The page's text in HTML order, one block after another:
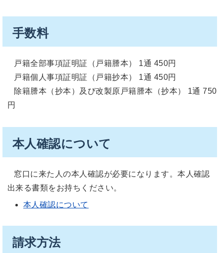
手数料
戸籍全部事項証明証（戸籍謄本） 1通 450円
戸籍個人事項証明証（戸籍抄本） 1通 450円
除籍謄本（抄本）及び改製原戸籍謄本（抄本） 1通 750
円
本人確認について
窓口に来た人の本人確認が必要になります。本人確認
出来る書類をお持ちください。
本人確認について
請求方法